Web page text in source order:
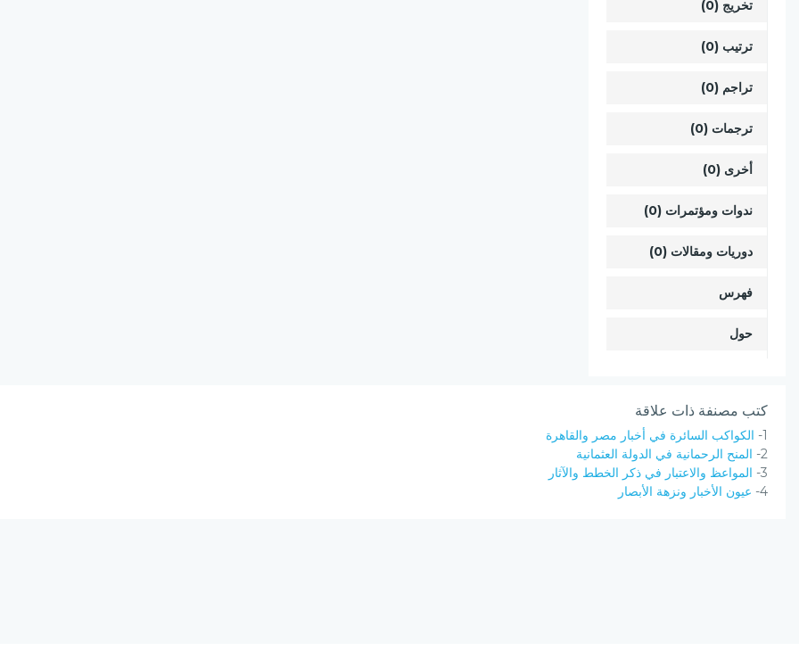
تخريج (0)
ترتيب (0)
تراجم (0)
ترجمات (0)
أخرى (0)
ندوات ومؤتمرات (0)
دوريات ومقالات (0)
فهرس
حول
كتب مصنفة ذات علاقة
1- الكواكب السائرة في أخبار مصر والقاهرة
2- المنح الرحمانية في الدولة العثمانية
3- المواعظ والاعتبار في ذكر الخطط والآثار
4- عيون الأخبار ونزهة الأبصار